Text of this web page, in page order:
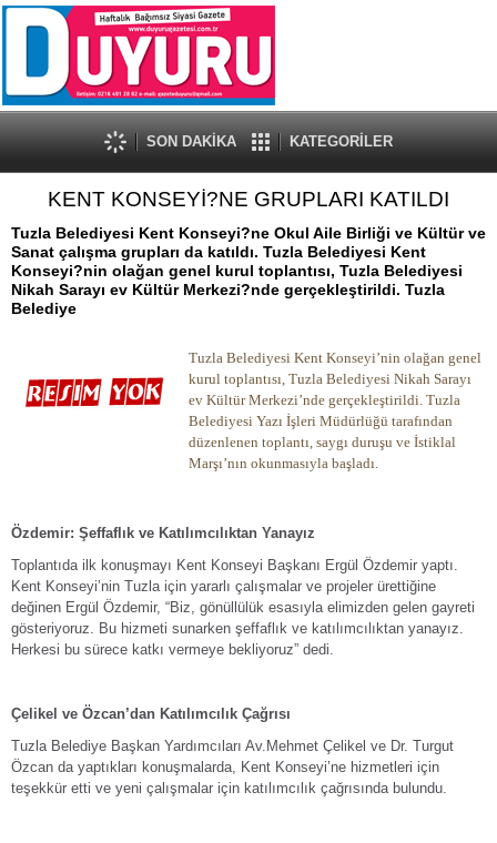
SON DAKİKA KATEGORİLER
KENT KONSEYİ?NE GRUPLARI KATILDI
Tuzla Belediyesi Kent Konseyi?ne Okul Aile Birliği ve Kültür ve
Sanat çalışma grupları da katıldı. Tuzla Belediyesi Kent
Konseyi?nin olağan genel kurul toplantısı, Tuzla Belediyesi
Nikah Sarayı ev Kültür Merkezi?nde gerçekleştirildi. Tuzla
Belediye
Tuzla Belediyesi Kent Konseyi’nin olağan genel
kurul toplantısı, Tuzla Belediyesi Nikah Sarayı
ev Kültür Merkezi’nde gerçekleştirildi. Tuzla
Belediyesi Yazı İşleri Müdürlüğü tarafından
düzenlenen toplantı, saygı duruşu ve İstiklal
Marşı’nın okunmasıyla başladı.
Özdemir: Şeffaflık ve Katılımcılıktan Yanayız
Toplantıda ilk konuşmayı Kent Konseyi Başkanı Ergül Özdemir yaptı.
Kent Konseyi’nin Tuzla için yararlı çalışmalar ve projeler ürettiğine
değinen Ergül Özdemir, “Biz, gönüllülük esasıyla elimizden gelen gayreti
gösteriyoruz. Bu hizmeti sunarken şeffaflık ve katılımcılıktan yanayız.
Herkesi bu sürece katkı vermeye bekliyoruz” dedi.
Çelikel ve Özcan’dan Katılımcılık Çağrısı
Tuzla Belediye Başkan Yardımcıları Av.Mehmet Çelikel ve Dr. Turgut
Özcan da yaptıkları konuşmalarda, Kent Konseyi’ne hizmetleri için
teşekkür etti ve yeni çalışmalar için katılımcılık çağrısında bulundu.